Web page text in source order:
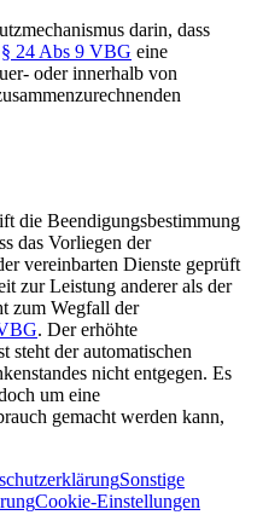
darin, dass
§ 24 Abs 9 VBG eine
oder innerhalb von
die Beendigungsbestimmung
das Vorliegen der
vereinbarten Dienste geprüft
zur Leistung anderer als der
zum Wegfall der
. Der erhöhte
steht der automatischen
nicht entgegen. Es
um eine
gemacht werden kann,
Sonstige
Cookie-Einstellungen